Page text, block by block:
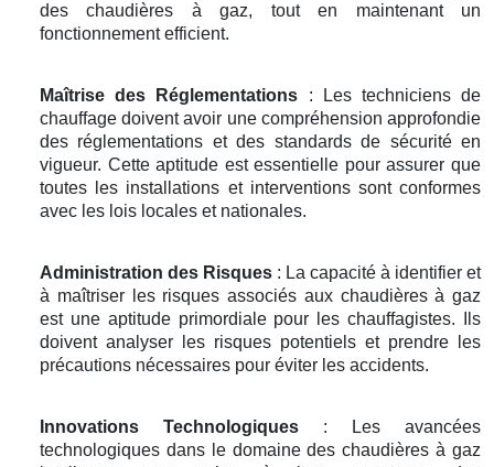
des chaudières à gaz, tout en maintenant un
fonctionnement efficient.
Maîtrise des Réglementations : Les techniciens de
chauffage doivent avoir une compréhension approfondie
des réglementations et des standards de sécurité en
vigueur. Cette aptitude est essentielle pour assurer que
toutes les installations et interventions sont conformes
avec les lois locales et nationales.
Administration des Risques : La capacité à identifier et
à maîtriser les risques associés aux chaudières à gaz
est une aptitude primordiale pour les chauffagistes. Ils
doivent analyser les risques potentiels et prendre les
précautions nécessaires pour éviter les accidents.
Innovations Technologiques : Les avancées
technologiques dans le domaine des chaudières à gaz